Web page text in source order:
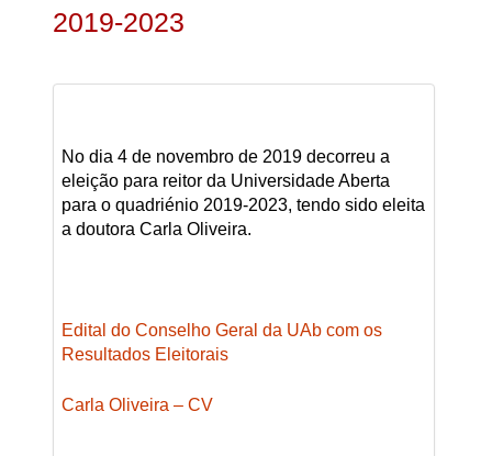
2019-2023
No dia 4 de novembro de 2019 decorreu a
eleição para reitor da Universidade Aberta
para o quadriénio 2019-2023, tendo sido eleita
a doutora Carla Oliveira.
Edital do Conselho Geral da UAb com os
Resultados Eleitorais
Carla Oliveira – CV